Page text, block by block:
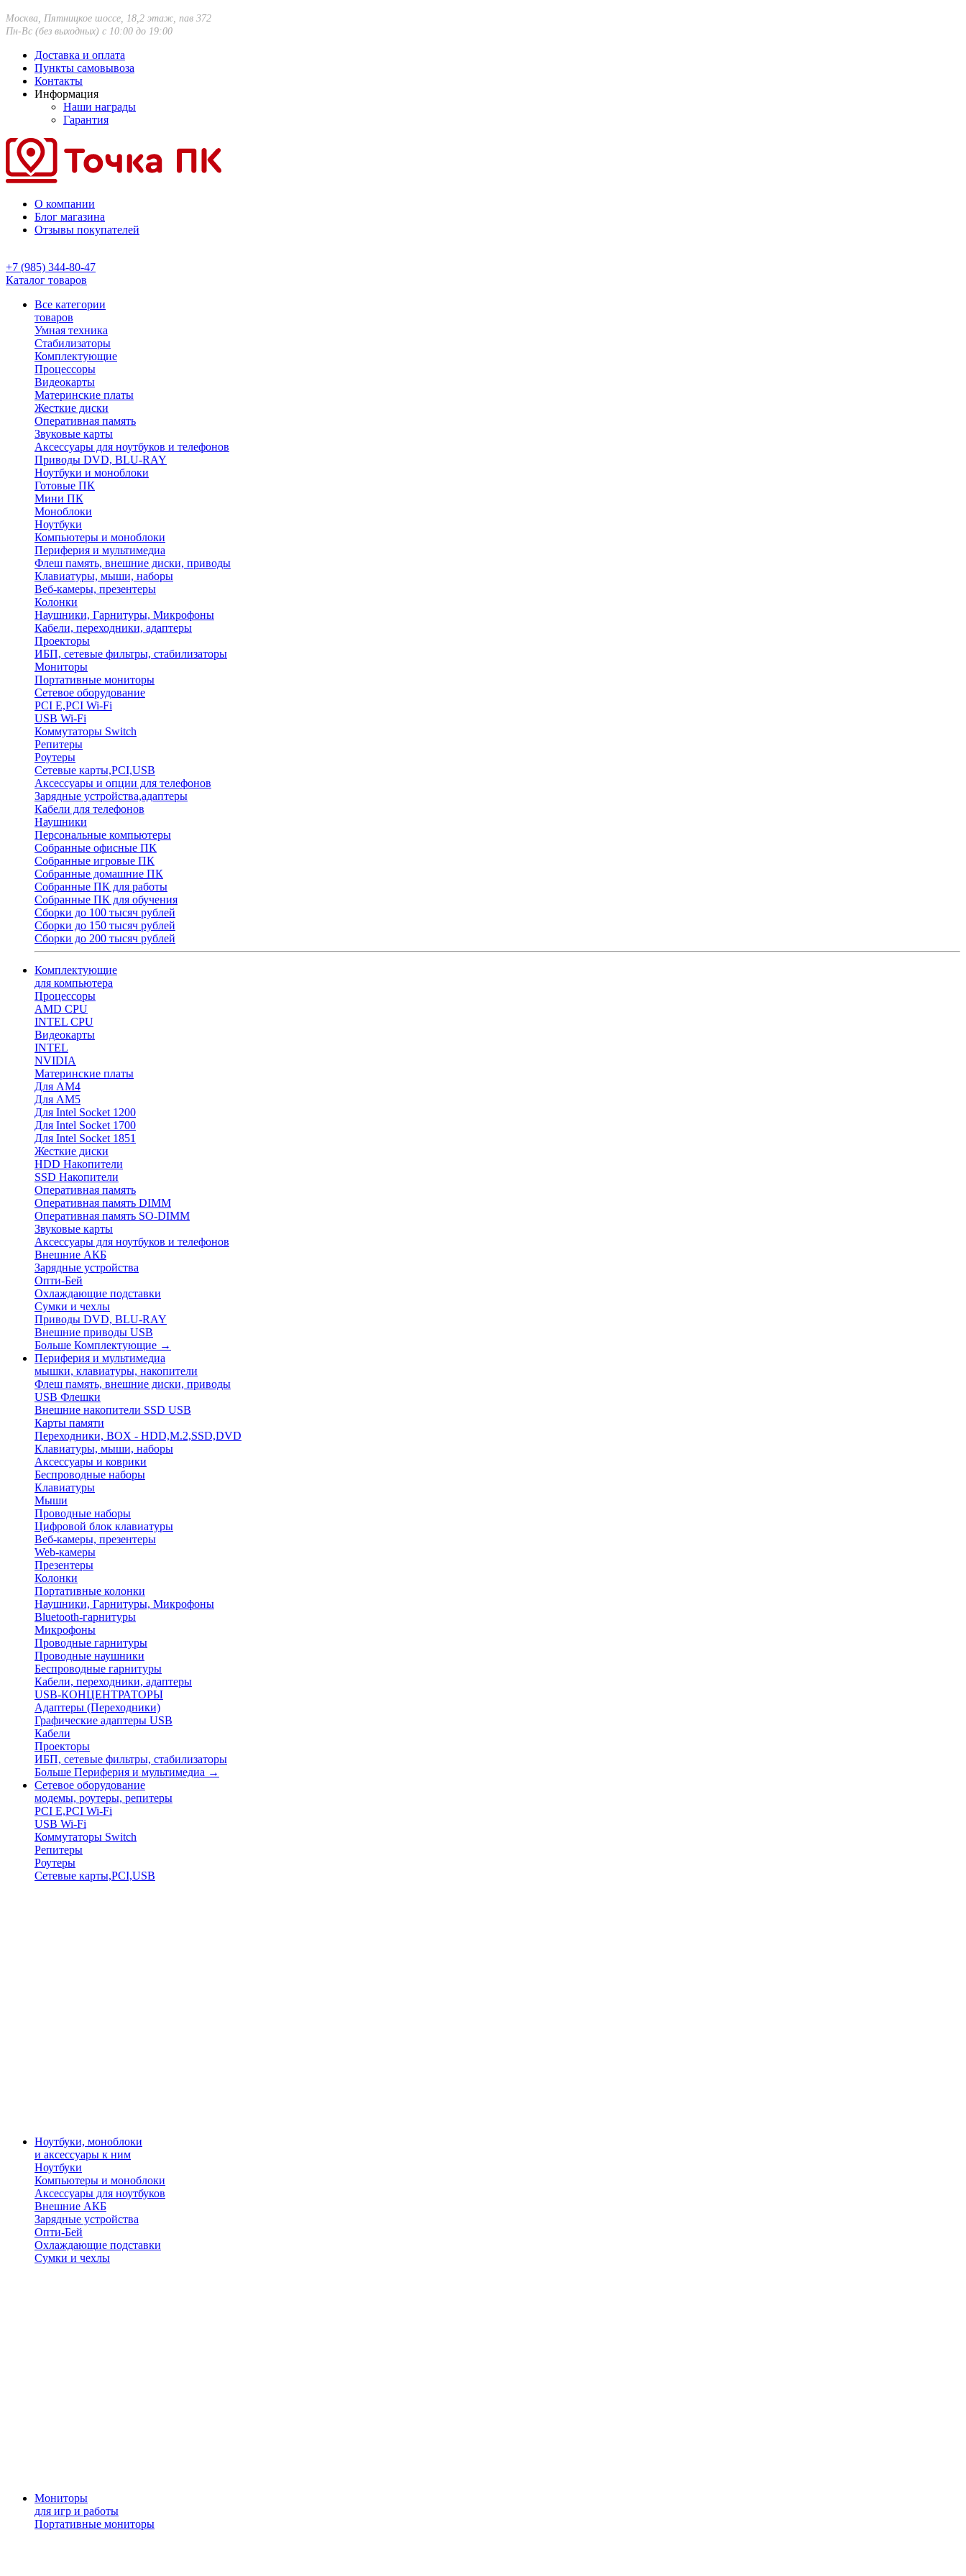
Москва, Пятницкое шоссе, 18,2 этаж, пав 372
Пн-Вс (без выходных) с 10:00 до 19:00
Доставка и оплата
Пункты самовывоза
Контакты
Информация
Наши награды
Гарантия
О компании
Блог магазина
Отзывы покупателей
+7 (985) 344-80-47
Каталог товаров
Все категории
товаров
Умная техника
Стабилизаторы
Комплектующие
Процессоры
Видеокарты
Материнские платы
Жесткие диски
Оперативная память
Звуковые карты
Аксессуары для ноутбуков и телефонов
Приводы DVD, BLU-RAY
Ноутбуки и моноблоки
Готовые ПК
Мини ПК
Моноблоки
Ноутбуки
Компьютеры и моноблоки
Периферия и мультимедиа
Флеш память, внешние диски, приводы
Клавиатуры, мыши, наборы
Веб-камеры, презентеры
Колонки
Наушники, Гарнитуры, Микрофоны
Кабели, переходники, адаптеры
Проекторы
ИБП, сетевые фильтры, стабилизаторы
Мониторы
Портативные мониторы
Сетевое оборудование
PCI E,PCI Wi-Fi
USB Wi-Fi
Коммутаторы Switch
Репитеры
Роутеры
Сетевые карты,PCI,USB
Аксессуары и опции для телефонов
Зарядные устройства,адаптеры
Кабели для телефонов
Наушники
Персональные компьютеры
Собранные офисные ПК
Собранные игровые ПК
Собранные домашние ПК
Собранные ПК для работы
Собранные ПК для обучения
Сборки до 100 тысяч рублей
Сборки до 150 тысяч рублей
Сборки до 200 тысяч рублей
Комплектующие
для компьютера
Процессоры
AMD CPU
INTEL CPU
Видеокарты
INTEL
NVIDIA
Материнские платы
Для AM4
Для AM5
Для Intel Socket 1200
Для Intel Socket 1700
Для Intel Socket 1851
Жесткие диски
HDD Накопители
SSD Накопители
Оперативная память
Оперативная память DIMM
Оперативная память SO-DIMM
Звуковые карты
Аксессуары для ноутбуков и телефонов
Внешние АКБ
Зарядные устройства
Опти-Бей
Охлаждающие подставки
Сумки и чехлы
Приводы DVD, BLU-RAY
Внешние приводы USB
Больше Комплектующие →
Периферия и мультимедиа
мышки, клавиатуры, накопители
Флеш память, внешние диски, приводы
USB Флешки
Внешние накопители SSD USB
Карты памяти
Переходники, BOX - HDD,M.2,SSD,DVD
Клавиатуры, мыши, наборы
Аксессуары и коврики
Беспроводные наборы
Клавиатуры
Мыши
Проводные наборы
Цифровой блок клавиатуры
Веб-камеры, презентеры
Web-камеры
Презентеры
Колонки
Портативные колонки
Наушники, Гарнитуры, Микрофоны
Bluetooth-гарнитуры
Микрофоны
Проводные гарнитуры
Проводные наушники
Беспроводные гарнитуры
Кабели, переходники, адаптеры
USB-КОНЦЕНТРАТОРЫ
Адаптеры (Переходники)
Графические адаптеры USB
Кабели
Проекторы
ИБП, сетевые фильтры, стабилизаторы
Больше Периферия и мультимедиа →
Сетевое оборудование
модемы, роутеры, репитеры
PCI E,PCI Wi-Fi
USB Wi-Fi
Коммутаторы Switch
Репитеры
Роутеры
Сетевые карты,PCI,USB
Ноутбуки, моноблоки
и аксессуары к ним
Ноутбуки
Компьютеры и моноблоки
Аксессуары для ноутбуков
Внешние АКБ
Зарядные устройства
Опти-Бей
Охлаждающие подставки
Сумки и чехлы
Мониторы
для игр и работы
Портативные мониторы